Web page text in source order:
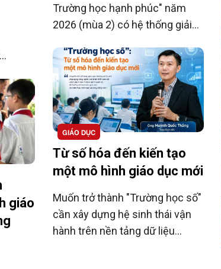
giáo
Trường học hạnh phúc" năm
2026 (mùa 2) có hệ thống giải
sinh và nhà trường trên toàn
quốc. Thời gian nhận bài dự thi
từ 1/8 đến 30/9 (theo dấu bưu
điện).
GIÁO DỤC
Từ số hóa đến kiến tạo
một mô hình giáo dục mới
Muốn trở thành "Trường học số"
cần xây dựng hệ sinh thái vận
hành trên nền tảng dữ liệu